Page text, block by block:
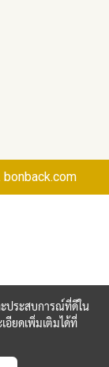
ประสบการณ์ที่ดีใน
อียดเพิ่มเติมได้ที่